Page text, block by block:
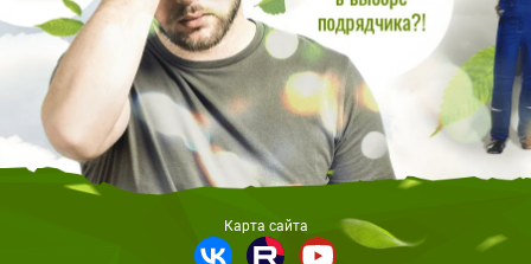
Карта сайта